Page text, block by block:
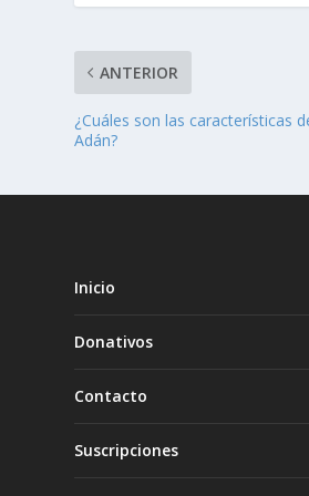
ANTERIOR
¿Cuáles son las características
Adán?
Inicio
Donativos
Contacto
Suscripciones